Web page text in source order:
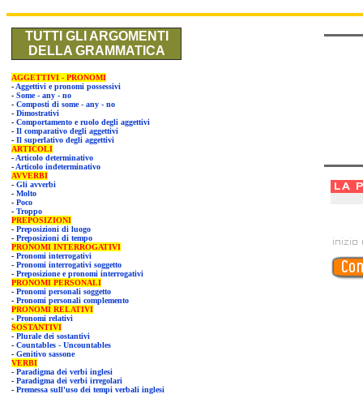
TUTTI GLI ARGOMENTI
DELLA GRAMMATICA
AGGETTIVI - PRONOMI
- Aggettivi e pronomi possessivi
- Some - any - no
- Composti di some - any - no
- Dimostrativi
- Comportamento e ruolo degli aggettivi
- Il comparativo degli aggettivi
- Il superlativo degli aggettivi
ARTICOLI
- Articolo determinativo
- Articolo indeterminativo
AVVERBI
- Gli avverbi
- Molto
- Poco
- Troppo
PREPOSIZIONI
- Preposizioni di luogo
- Preposizioni di tempo
PRONOMI INTERROGATIVI
- Pronomi interrogativi
- Pronomi interrogativi soggetto
- Preposizione e pronomi interrogativi
PRONOMI PERSONALI
- Pronomi personali soggetto
- Pronomi personali complemento
PRONOMI RELATIVI
- Pronomi relativi
SOSTANTIVI
- Plurale dei sostantivi
- Countables - Uncountables
- Genitivo sassone
VERBI
- Paradigma dei verbi inglesi
- Paradigma dei verbi irregolari
- Premessa sull'uso dei tempi verbali inglesi